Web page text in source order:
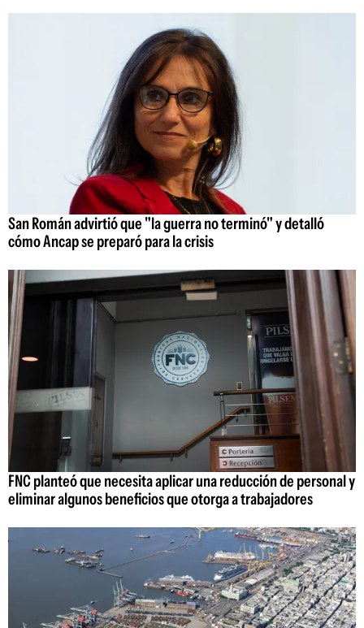
San Román advirtió que "la guerra no terminó" y detalló
cómo Ancap se preparó para la crisis
FNC planteó que necesita aplicar una reducción de personal y
eliminar algunos beneficios que otorga a trabajadores